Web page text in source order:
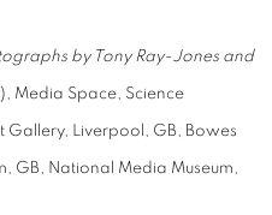
by Tony Ray-Jones and
Media Space, Science
Gallery, Liverpool, GB, Bowes
GB, National Media Museum,